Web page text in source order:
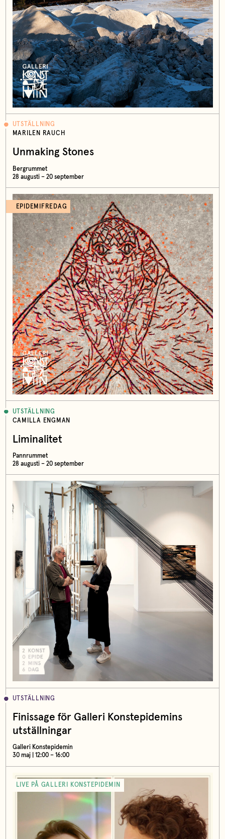
UTSTÄLLNING
MARILEN RAUCH
Unmaking Stones
Bergrummet
28 augusti – 20 september
EPIDEMIFREDAG
UTSTÄLLNING
CAMILLA ENGMAN
Liminalitet
Pannrummet
28 augusti – 20 september
UTSTÄLLNING
Finissage för Galleri Konstepidemins
utställningar
Galleri Konstepidemin
30 maj | 12:00 – 16:00
LIVE PÅ GALLERI KONSTEPIDEMIN